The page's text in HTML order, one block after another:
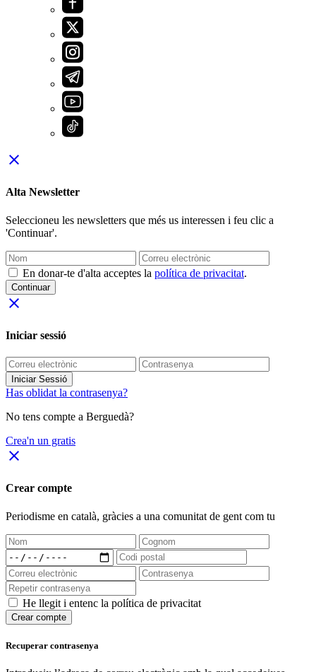
close
Alta Newsletter
Seleccioneu les newsletters que més us interessen i feu clic a
'Continuar'.
En donar-te d'alta acceptes la política de privacitat.
Continuar
close
Iniciar sessió
Iniciar Sessió
Has oblidat la contrasenya?
No tens compte a Berguedà?
Crea'n un gratis
close
Crear compte
Periodisme en català, gràcies a una comunitat de gent com tu
He llegit i entenc la política de privacitat
Crear compte
Recuperar contrasenya